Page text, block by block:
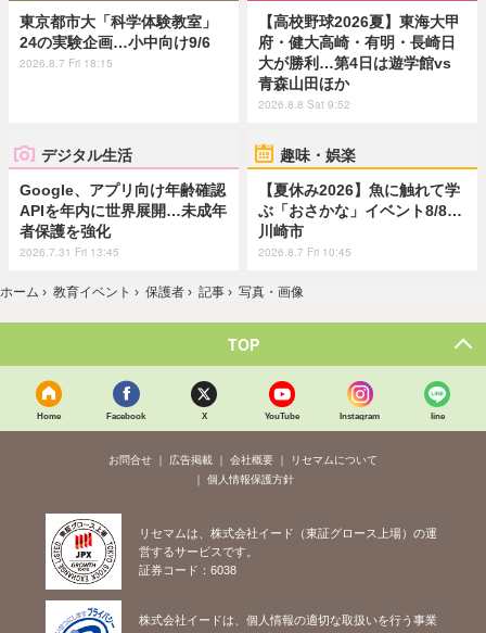
東京都市大「科学体験教室」
24の実験企画…小中向け9/6
2026.8.7 Fri 18:15
【高校野球2026夏】東海大甲
府・健大高崎・有明・長崎日
大が勝利…第4日は遊学館vs
青森山田ほか
2026.8.8 Sat 9:52
デジタル生活
Google、アプリ向け年齢確認
APIを年内に世界展開…未成年
者保護を強化
2026.7.31 Fri 13:45
趣味・娯楽
【夏休み2026】魚に触れて学
ぶ「おさかな」イベント8/8…
川崎市
2026.8.7 Fri 10:45
ホーム › 教育イベント › 保護者 › 記事 › 写真・画像
TOP
Home Facebook X YouTube Instagram line
お問合せ 広告掲載 会社概要
リセマムについて
個人情報保護方針
リセマムは、株式会社イード（東証グロース上場）の運
営するサービスです。
証券コード：6038
株式会社イードは、個人情報の適切な取扱いを行う事業